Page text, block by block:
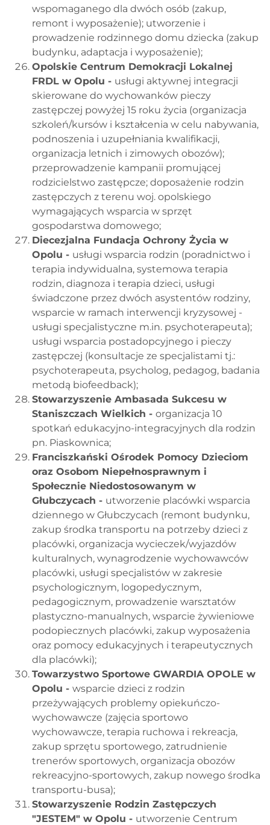
wspomaganego dla dwóch osób (zakup,
remont i wyposażenie); utworzenie i
prowadzenie rodzinnego domu dziecka (zakup
budynku, adaptacja i wyposażenie);
Opolskie Centrum Demokracji Lokalnej
FRDL w Opolu - usługi aktywnej integracji
skierowane do wychowanków pieczy
zastępczej powyżej 15 roku życia (organizacja
szkoleń/kursów i kształcenia w celu nabywania,
podnoszenia i uzupełniania kwalifikacji,
organizacja letnich i zimowych obozów);
przeprowadzenie kampanii promującej
rodzicielstwo zastępcze; doposażenie rodzin
zastępczych z terenu woj. opolskiego
wymagających wsparcia w sprzęt
gospodarstwa domowego;
Diecezjalna Fundacja Ochrony Życia w
Opolu - usługi wsparcia rodzin (poradnictwo i
terapia indywidualna, systemowa terapia
rodzin, diagnoza i terapia dzieci, usługi
świadczone przez dwóch asystentów rodziny,
wsparcie w ramach interwencji kryzysowej -
usługi specjalistyczne m.in. psychoterapeuta);
usługi wsparcia postadopcyjnego i pieczy
zastępczej (konsultacje ze specjalistami tj.:
psychoterapeuta, psycholog, pedagog, badania
metodą biofeedback);
Stowarzyszenie Ambasada Sukcesu w
Staniszczach Wielkich -organizacja 10
spotkań edukacyjno-integracyjnych dla rodzin
pn. Piaskownica;
Franciszkański Ośrodek Pomocy Dzieciom
oraz Osobom Niepełnosprawnym i
Społecznie Niedostosowanym w
Głubczycach - utworzenie placówki wsparcia
dziennego w Głubczycach (remont budynku,
zakup środka transportu na potrzeby dzieci z
placówki, organizacja wycieczek/wyjazdów
kulturalnych, wynagrodzenie wychowawców
placówki, usługi specjalistów w zakresie
psychologicznym, logopedycznym,
pedagogicznym, prowadzenie warsztatów
plastyczno-manualnych, wsparcie żywieniowe
podopiecznych placówki, zakup wyposażenia
oraz pomocy edukacyjnych i terapeutycznych
dla placówki);
Towarzystwo Sportowe GWARDIA OPOLE w
Opolu -wsparcie dzieci z rodzin
przeżywających problemy opiekuńczo-
wychowawcze (zajęcia sportowo
wychowawcze, terapia ruchowa i rekreacja,
zakup sprzętu sportowego, zatrudnienie
trenerów sportowych, organizacja obozów
rekreacyjno-sportowych, zakup nowego środka
transportu-busa);
Stowarzyszenie Rodzin Zastępczych
"JESTEM" w Opolu - utworzenie Centrum